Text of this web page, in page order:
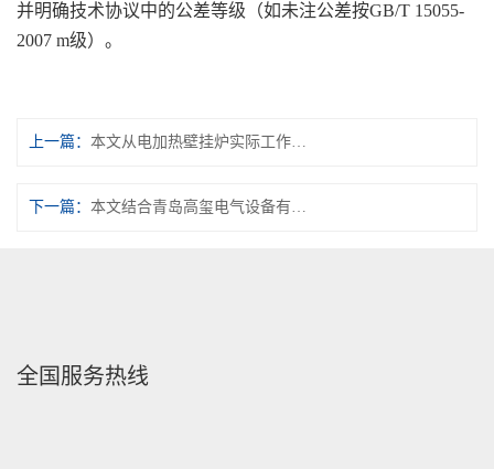
并明确技术协议中的公差等级（如未注公差按GB/T 15055-
2007 m级）。
上一篇： 本文从电加热壁挂炉实际工作原理出发，对比两种技术的特点，帮助用户理性选择
下一篇： 本文结合青岛高玺电气设备有限公司的产品特点，分析采暖电热锅炉实现真正节能的几条有效路径
全国服务热线